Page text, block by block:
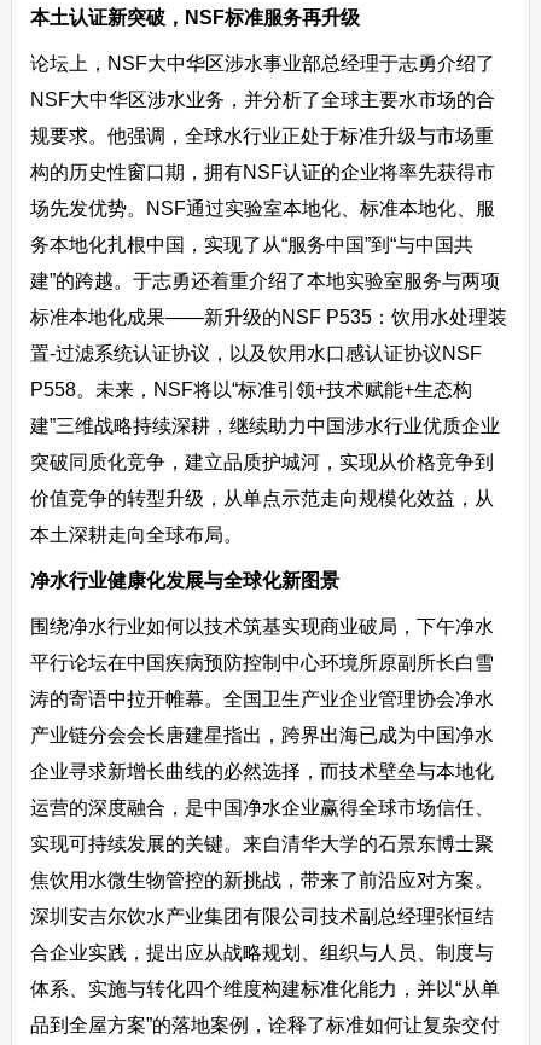
本土认证新突破，NSF标准服务再升级
论坛上，NSF大中华区涉水事业部总经理于志勇介绍了
NSF大中华区涉水业务，并分析了全球主要水市场的合
规要求。他强调，全球水行业正处于标准升级与市场重
构的历史性窗口期，拥有NSF认证的企业将率先获得市
场先发优势。NSF通过实验室本地化、标准本地化、服
务本地化扎根中国，实现了从“服务中国”到“与中国共
建”的跨越。于志勇还着重介绍了本地实验室服务与两项
标准本地化成果――新升级的NSF P535：饮用水处理装
置-过滤系统认证协议，以及饮用水口感认证协议NSF
P558。未来，NSF将以“标准引领+技术赋能+生态构
建”三维战略持续深耕，继续助力中国涉水行业优质企业
突破同质化竞争，建立品质护城河，实现从价格竞争到
价值竞争的转型升级，从单点示范走向规模化效益，从
本土深耕走向全球布局。
净水行业健康化发展与全球化新图景
围绕净水行业如何以技术筑基实现商业破局，下午净水
平行论坛在中国疾病预防控制中心环境所原副所长白雪
涛的寄语中拉开帷幕。全国卫生产业企业管理协会净水
产业链分会会长唐建星指出，跨界出海已成为中国净水
企业寻求新增长曲线的必然选择，而技术壁垒与本地化
运营的深度融合，是中国净水企业赢得全球市场信任、
实现可持续发展的关键。来自清华大学的石景东博士聚
焦饮用水微生物管控的新挑战，带来了前沿应对方案。
深圳安吉尔饮水产业集团有限公司技术副总经理张恒结
合企业实践，提出应从战略规划、组织与人员、制度与
体系、实施与转化四个维度构建标准化能力，并以“从单
品到全屋方案”的落地案例，诠释了标准如何让复杂交付